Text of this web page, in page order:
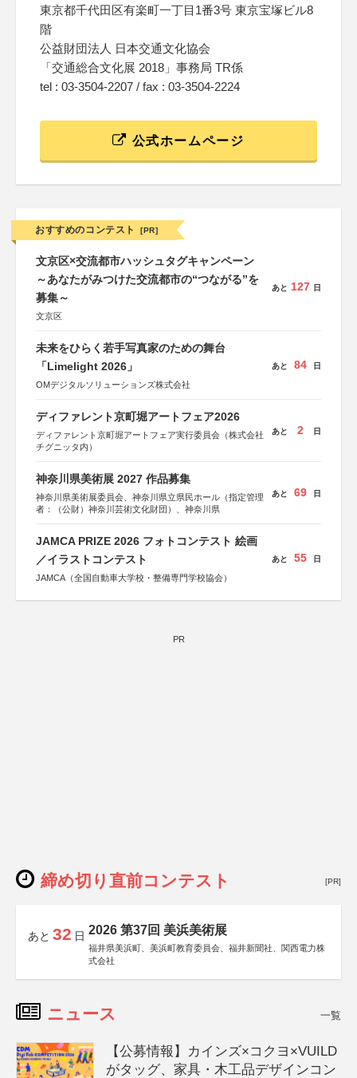
東京都千代田区有楽町一丁目1番3号 東京宝塚ビル8
階
公益財団法人 日本交通文化協会
「交通総合文化展 2018」事務局 TR係
tel : 03-3504-2207 / fax : 03-3504-2224
公式ホームページ
おすすめのコンテスト [PR]
文京区×交流都市ハッシュタグキャンペーン
～あなたがみつけた交流都市の“つながる”を
募集～
文京区
あと 127 日
未来をひらく若手写真家のための舞台
「Limelight 2026」
OMデジタルソリューションズ株式会社
あと 84 日
ディファレント京町堀アートフェア2026
ディファレント京町堀アートフェア実行委員会（株式会社
チグニッタ内）
あと 2 日
神奈川県美術展 2027 作品募集
神奈川県美術展委員会、神奈川県立県民ホール（指定管理
者：（公財）神奈川芸術文化財団）、神奈川県
あと 69 日
JAMCA PRIZE 2026 フォトコンテスト 絵画
／イラストコンテスト
JAMCA（全国自動車大学校・整備専門学校協会）
あと 55 日
PR
締め切り直前コンテスト [PR]
あと 32 日 2026 第37回 美浜美術展
福井県美浜町、美浜町教育委員会、福井新聞社、関西電力株
式会社
ニュース 一覧
【公募情報】カインズ×コクヨ×VUILD
がタッグ、家具・木工品デザインコン